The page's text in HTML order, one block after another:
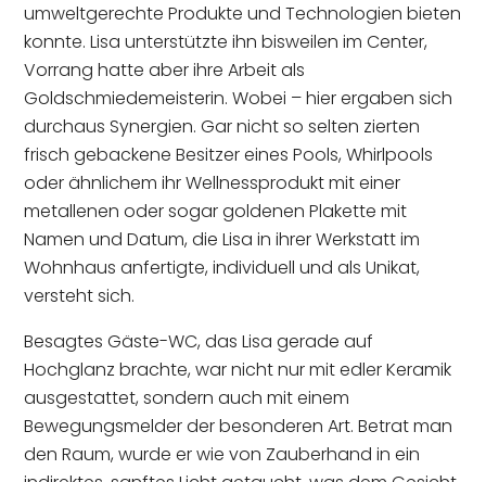
umweltgerechte Produkte und Technologien bieten
konnte. Lisa unterstützte ihn bisweilen im Center,
Vorrang hatte aber ihre Arbeit als
Goldschmiedemeisterin. Wobei – hier ergaben sich
durchaus Synergien. Gar nicht so selten zierten
frisch gebackene Besitzer eines Pools, Whirlpools
oder ähnlichem ihr Wellnessprodukt mit einer
metallenen oder sogar goldenen Plakette mit
Namen und Datum, die Lisa in ihrer Werkstatt im
Wohnhaus anfertigte, individuell und als Unikat,
versteht sich.
Besagtes Gäste-WC, das Lisa gerade auf
Hochglanz brachte, war nicht nur mit edler Keramik
ausgestattet, sondern auch mit einem
Bewegungsmelder der besonderen Art. Betrat man
den Raum, wurde er wie von Zauberhand in ein